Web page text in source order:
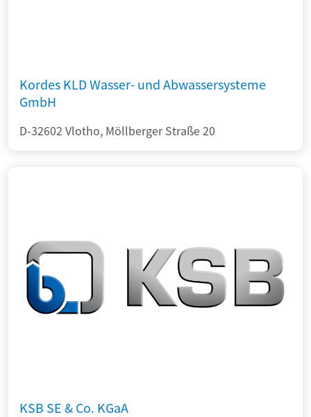
Kordes KLD Wasser- und Abwassersysteme
GmbH
D-32602 Vlotho, Möllberger Straße 20
KSB SE & Co. KGaA